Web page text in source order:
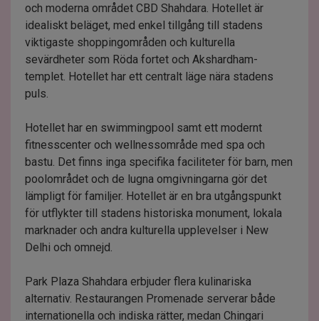
och moderna området CBD Shahdara. Hotellet är
idealiskt beläget, med enkel tillgång till stadens
viktigaste shoppingområden och kulturella
sevärdheter som Röda fortet och Akshardham-
templet. Hotellet har ett centralt läge nära stadens
puls.
Hotellet har en swimmingpool samt ett modernt
fitnesscenter och wellnessområde med spa och
bastu. Det finns inga specifika faciliteter för barn, men
poolområdet och de lugna omgivningarna gör det
lämpligt för familjer. Hotellet är en bra utgångspunkt
för utflykter till stadens historiska monument, lokala
marknader och andra kulturella upplevelser i New
Delhi och omnejd.
Park Plaza Shahdara erbjuder flera kulinariska
alternativ. Restaurangen Promenade serverar både
internationella och indiska rätter, medan Chingari